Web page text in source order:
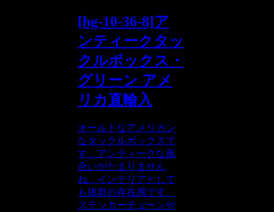
[hg-10-36-8]ア
ンティークタッ
クルボックス・
グリーン アメ
リカ直輸入
オールドなアメリカン
なタックルボックスで
す。アンティークな風
合いがたまりません
ね。インテリアとして
も抜群の存在感です。
ステッカーチューンや